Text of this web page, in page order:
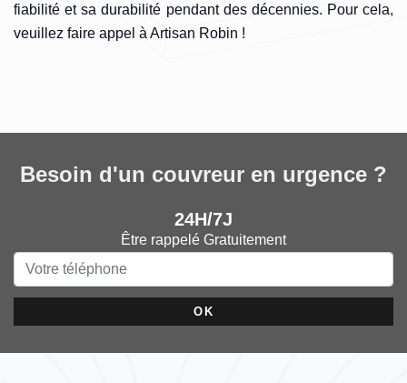
fiabilité et sa durabilité pendant des décennies. Pour cela,
veuillez faire appel à Artisan Robin !
Besoin d'un couvreur en urgence ?
24H/7J
Être rappelé Gratuitement